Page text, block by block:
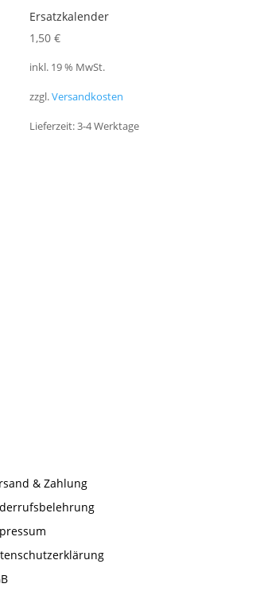
Ersatzkalender
1,50€
inkl. 19 % MwSt.
zzgl.Versandkosten
Lieferzeit:3-4 Werktage
& Zahlung